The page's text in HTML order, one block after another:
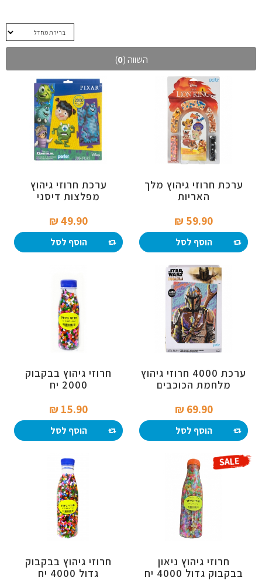
השווה (0
)
ערכת חרוזי גיהוץ מלך
האריות
59.90 ₪‎
הוסף לסל
ערכת חרוזי גיהוץ
מפלצות דיסני
49.90 ₪‎
הוסף לסל
ערכת 4000 חרוזי גיהוץ
מלחמת הכוכבים
69.90 ₪‎
הוסף לסל
חרוזי גיהוץ בבקבוק
2000 יח
15.90 ₪‎
הוסף לסל
חרוזי גיהוץ ניאון
בבקבוק גדול 4000 יח
חרוזי גיהוץ בבקבוק
גדול 4000 יח